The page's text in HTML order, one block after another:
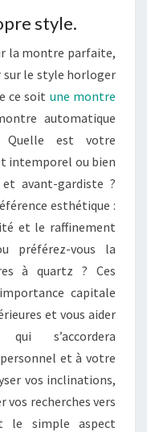
style.
la montre parfaite,
le style horloger
ce soit une montre
automatique
Quelle est votre
intemporel ou bien
avant-gardiste ?
esthétique :
et le raffinement
préférez-vous la
à quartz ? Ces
capitale
et vous aider
s’accordera
et à votre
vos inclinations,
vos recherches vers
le simple aspect